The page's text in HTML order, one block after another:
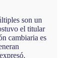
son un
el titular
cambiaria es